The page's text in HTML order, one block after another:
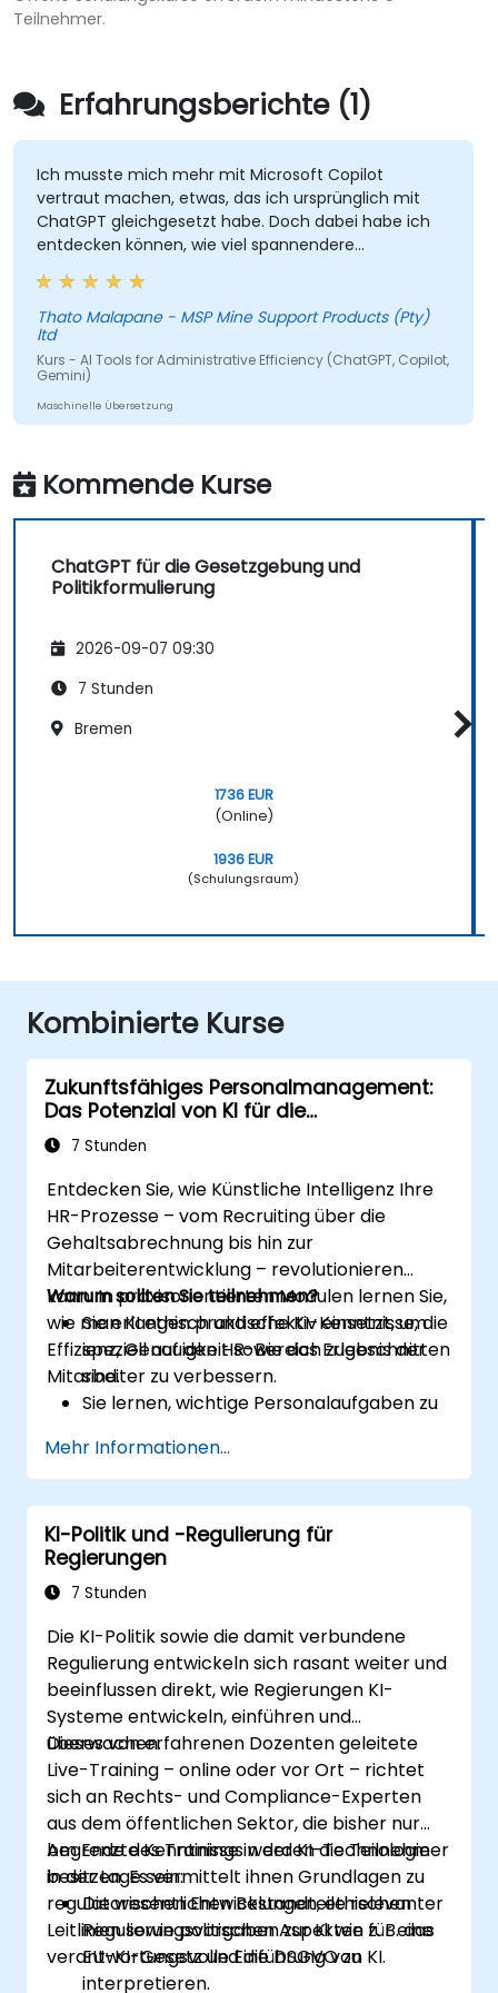
Teilnehmer.
Erfahrungsberichte (1)
Ich musste mich mehr mit Microsoft Copilot
vertraut machen, etwas, das ich ursprünglich mit
ChatGPT gleichgesetzt habe. Doch dabei habe ich
entdecken können, wie viel spannendere
Möglichkeiten es gibt, die ich fortan nutzen werde,
um mir das Leben zu erleichtern.
Thato Malapane - MSP Mine Support Products (Pty)
ltd
Kurs - AI Tools for Administrative Efficiency (ChatGPT, Copilot,
Gemini)
Maschinelle Übersetzung
Kommende Kurse
ChatGPT für die Gesetzgebung und
Politikformulierung
2026-09-07 09:30
7 Stunden
Bremen
1736 EUR
(Online)
1936 EUR
(Schulungsraum)
Kombinierte Kurse
Zukunftsfähiges Personalmanagement:
Das Potenzial von KI für die
Personalführung nutzen
7 Stunden
Entdecken Sie, wie Künstliche Intelligenz Ihre
HR-Prozesse – vom Recruiting über die
Gehaltsabrechnung bis hin zur
Mitarbeiterentwicklung – revolutionieren
kann. In praxisorientierten Modulen lernen Sie,
wie man KI ethisch und effektiv einsetzt, um
Effizienz, Genauigkeit sowie das Erlebnis der
Mitarbeiter zu verbessern.
Warum sollten Sie teilnehmen?
Sie erlangen praktische KI-Kenntnisse, die
speziell auf den HR-Bereich zugeschnitten
sind.
Sie lernen, wichtige Personalaufgaben zu
Sie verstehen die ethische Nutzung sowie
das Risikomanagement im
Zusammenhang mit KI.
Sie stellen Ihre HR-Abteilung optimal auf
zukünftige Herausforderungen vor.
Mehr Informationen...
KI-Politik und -Regulierung für
Regierungen
7 Stunden
Die KI-Politik sowie die damit verbundene
Regulierung entwickeln sich rasant weiter und
beeinflussen direkt, wie Regierungen KI-
Systeme entwickeln, einführen und
überwachen.
Dieses von erfahrenen Dozenten geleitete
Live-Training – online oder vor Ort – richtet
sich an Rechts- und Compliance-Experten
aus dem öffentlichen Sektor, die bisher nur
begrenzte Kenntnisse in der KI-Technologie
besitzen. Es vermittelt ihnen Grundlagen zu
regulatorischen Entwicklungen, ethischen
Leitlinien sowie politischen Aspekten für eine
verantwortungsvolle Einführung von KI.
Am Ende des Trainings werden die Teilnehmer
in der Lage sein:
Die wesentlichen Bestandteile relevanter
Regulierungsvorgaben zur KI wie z. B. das
EU-KI-Gesetz und die DSGVO zu
interpretieren.